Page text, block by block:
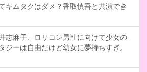
キムタクはダメ？香取慎吾と共演でき
志麻子、ロリコン男性に向けて少女の
ジーは自由だけど幼女に夢持ちすぎ。